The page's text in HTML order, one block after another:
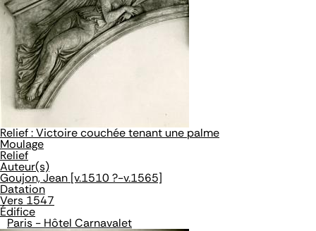
Relief : Victoire couchée tenant une palme
Moulage
Relief
Auteur(s)
Goujon, Jean [v.1510 ?-v.1565]
Datation
Vers 1547
Édifice
Paris - Hôtel Carnavalet